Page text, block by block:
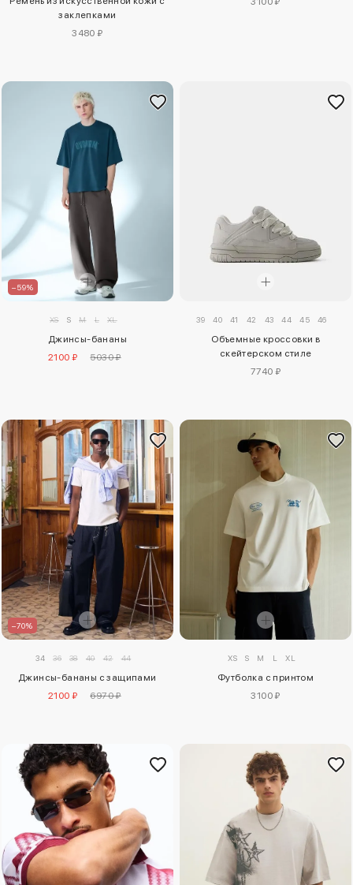
заклепками
3480 ₽
–59%
XS S M L XL
Джинсы-бананы
2100 ₽
5030 ₽
39 40 41 42 43 44 45 46
Объемные кроссовки в
скейтерском стиле
7740 ₽
–70%
34 36 38 40 42 44
Джинсы-бананы с защипами
2100 ₽
6970 ₽
XS S M L XL
Футболка с принтом
3100 ₽